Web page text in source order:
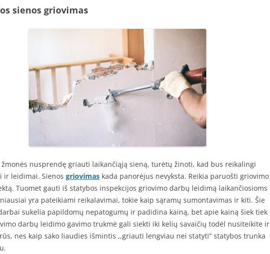
sienos griovimas
žmonės nusprendę griauti laikančiąją sieną, turėtų žinoti, kad bus reikalingi
ir leidimai. Sienos griovimas kada panorėjus nevyksta. Reikia paruošti griovimo
Tuomet gauti iš statybos inspekcijos griovimo darbų leidimą laikančiosioms
yra pateikiami reikalavimai, tokie kaip sąramų sumontavimas ir kiti. Šie
sukelia papildomų nepatogumų ir padidina kainą, bet apie kainą šiek tiek
darbų leidimo gavimo trukmė gali siekti iki kelių savaičių todėl nusiteikite ir
nes kaip sako liaudies išmintis ,,griauti lengviau nei statyti” statybos trunka